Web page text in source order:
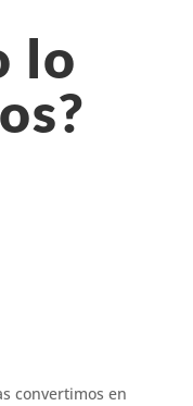
lo
convertimos en